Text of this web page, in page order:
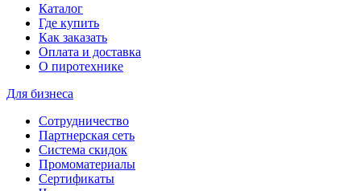
Каталог
Где купить
Как заказать
Оплата и доставка
О пиротехнике
Для бизнеса
Сотрудничество
Партнерская сеть
Система скидок
Промоматериалы
Сертификаты